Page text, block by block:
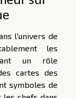
l'univers de
les
un rôle
cartes des
symboles de